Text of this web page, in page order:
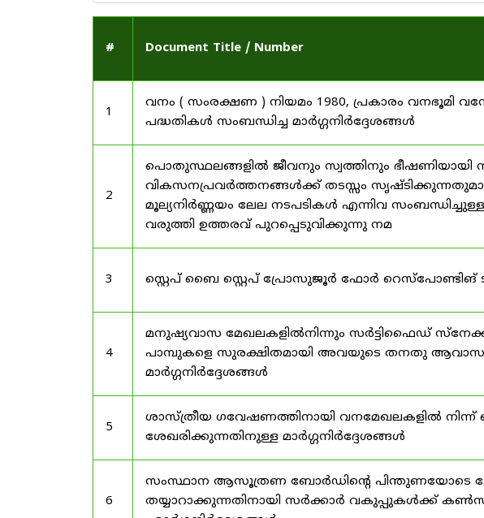
# Document Title / Number
1
വനം ( സംരക്ഷണ ) നിയമം 1980, പ്രകാരം വനഭൂമി
പദ്ധതികൾ സംബന്ധിച്ച മാർഗ്ഗനിർദ്ദേശങ്ങൾ
2
പൊതുസ്ഥലങ്ങളിൽ ജീവനും സ്വത്തിനും ഭീഷണിയായി
വികസനപ്രവർത്തനങ്ങൾക്ക് തടസ്സം
മൂല്യനിർണ്ണയം ലേല നടപടികൾ എന്നിവ
വരുത്തി ഉത്തരവ് പുറപ്പെടുവിക്കുന്നു നമ
3 സ്റ്റെപ് ബൈ സ്റ്റെപ് പ്രോസുജൂർ ഫോർ റെസ്‌പോണ്ടിങ്
4
മനുഷ്യവാസ മേഖലകളിൽനിന്നും സർട്ടിഫൈഡ്
പാമ്പുകളെ സുരക്ഷിതമായി അവയുടെ തനതു
മാർഗ്ഗനിർദ്ദേശങ്ങൾ
5
ശാസ്ത്രീയ ഗവേഷണത്തിനായി വനമേഖലകളിൽ
ശേഖരിക്കുന്നതിനുള്ള മാർഗ്ഗനിർദ്ദേശങ്ങൾ
6
സംസ്ഥാന ആസൂത്രണ ബോർഡിൻ്റെ പിന്തുണയോടെ
തയ്യാറാക്കുന്നതിനായി സർക്കാർ വകുപ്പുകൾക്ക്